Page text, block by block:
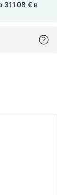
311.08 € в